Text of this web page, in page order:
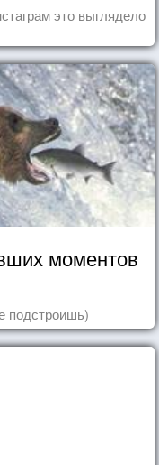
это выглядело
моментов
подстроишь)